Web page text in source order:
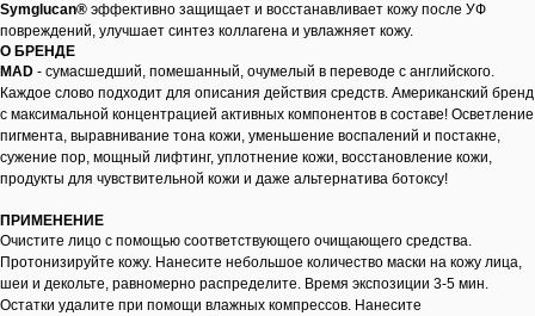
Symglucan® эффективно защищает и восстанавливает кожу после УФ
повреждений, улучшает синтез коллагена и увлажняет кожу.
О БРЕНДЕ
MAD - сумасшедший, помешанный, очумелый в переводе с английского.
Каждое слово подходит для описания действия средств. Американский бренд
с максимальной концентрацией активных компонентов в составе! Осветление
пигмента, выравнивание тона кожи, уменьшение воспалений и постакне,
сужение пор, мощный лифтинг, уплотнение кожи, восстановление кожи,
продукты для чувствительной кожи и даже альтернатива ботоксу!
ПРИМЕНЕНИЕ
Очистите лицо с помощью соответствующего очищающего средства.
Протонизируйте кожу. Нанесите небольшое количество маски на кожу лица,
шеи и декольте, равномерно распределите. Время экспозиции 3-5 мин.
Остатки удалите при помощи влажных компрессов. Нанесите